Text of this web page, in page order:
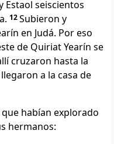
Estaol seiscientos
12Subieron y
en Judá. Por eso
de Quiriat Yearín se
cruzaron hasta la
a la casa de
habían explorado
hermanos: